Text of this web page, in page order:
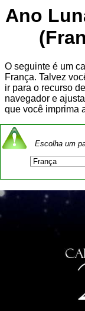
Ano
O seguinte é um
França. Talvez
ir para o recurso
navegador e
que você imprima
Escolha um